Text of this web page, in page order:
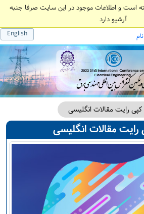
است و اطلاعات موجود در این سایت صرفا جنبه
آرشیو دارد
English
رایت مقالات انگلیسی
رایت مقالات انگلیسی